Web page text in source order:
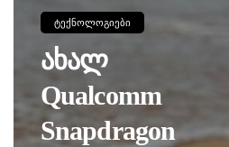
ᲢᲔᲥᲜᲝᲚᲝᲒᲘᲔᲑᲘ
Ახალ
Qualcomm
Snapdragon